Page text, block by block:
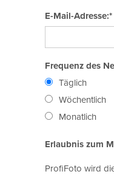
E-Mail-Adresse:*
Frequenz des
Täglich
Wöchentlich
Monatlich
Erlaubnis zum
ProfiFoto wird